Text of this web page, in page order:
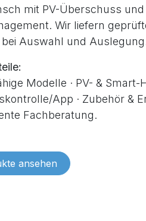
mit PV-Überschuss
Wir liefern
Auswahl und
Modelle · PV- & Smart-
App · Zubehör &
Fachberatung.
ansehen